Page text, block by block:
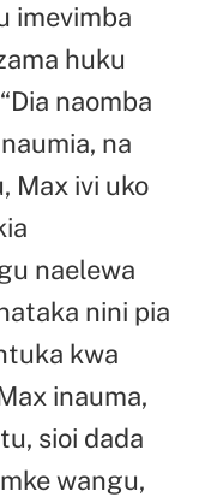
imevimba
huku
naomba
na
Max ivi uko
naelewa
nini pia
kwa
inauma,
sioi dada
wangu,